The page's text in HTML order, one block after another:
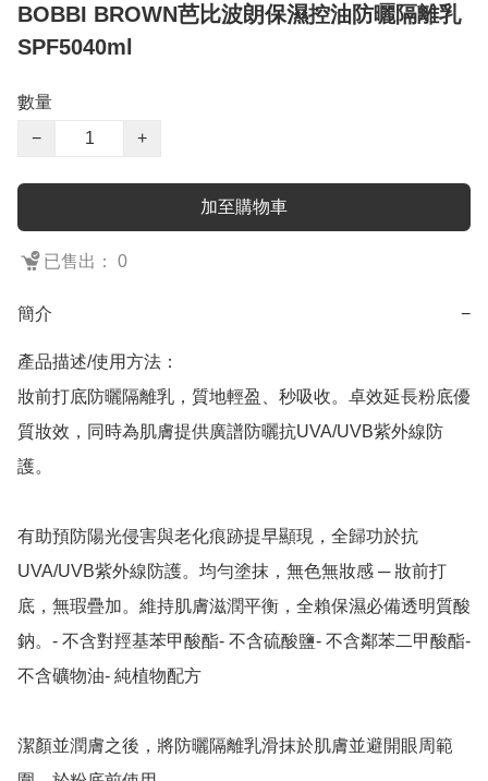
BOBBI BROWN芭比波朗保濕控油防曬隔離乳
SPF5040ml
數量
−
+
加至購物車
已售出： 0
簡介 −
產品描述/使用方法：
妝前打底防曬隔離乳，質地輕盈、秒吸收。卓效延長粉底優
質妝效，同時為肌膚提供廣譜防曬抗UVA/UVB紫外線防
護。
有助預防陽光侵害與老化痕跡提早顯現，全歸功於抗
UVA/UVB紫外線防護。均勻塗抹，無色無妝感 ─ 妝前打
底，無瑕疊加。維持肌膚滋潤平衡，全賴保濕必備透明質酸
鈉。- 不含對羥基苯甲酸酯- 不含硫酸鹽- 不含鄰苯二甲酸酯-
不含礦物油- 純植物配方
潔顏並潤膚之後，將防曬隔離乳滑抹於肌膚並避開眼周範